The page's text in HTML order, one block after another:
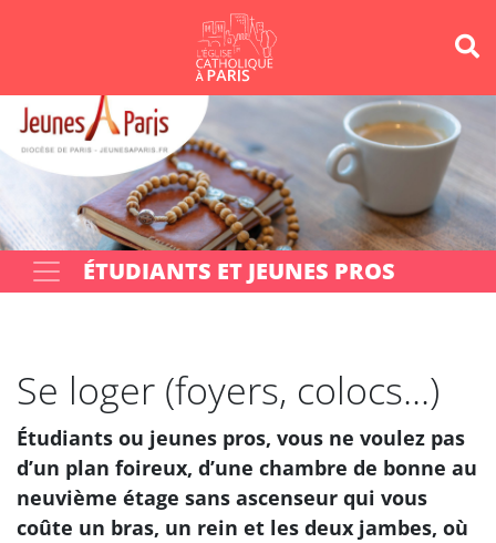
Votre recherche OK
ÉTUDIANTS ET JEUNES PROS
Se loger (foyers, colocs...)
Étudiants ou jeunes pros, vous ne voulez pas
d’un plan foireux, d’une chambre de bonne au
neuvième étage sans ascenseur qui vous
coûte un bras, un rein et les deux jambes, où
Panneau de gestion des cookies